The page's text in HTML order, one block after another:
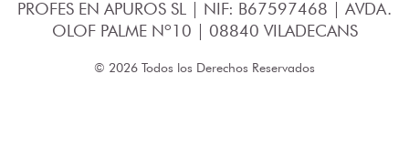
PROFES EN APUROS SL | NIF: B67597468 | AVDA.
OLOF PALME Nº10 | 08840 VILADECANS
© 2026 Todos los Derechos Reservados